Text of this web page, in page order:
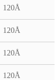
120Å
120Å
120Å
120Å